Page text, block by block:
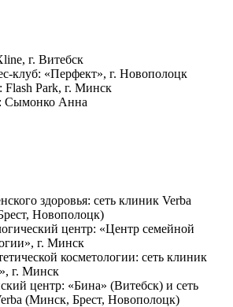
г. Витебск
клуб: «Перфект», г. Новополоцк
Flash Park, г. Минск
Сымонко Анна
здоровья: сеть клиник Verba
Новополоцк)
центр: «Центр семейной
г. Минск
косметологии: сеть клиник
г. Минск
центр: «Бина» (Витебск) и сеть
(Минск, Брест, Новополоцк)